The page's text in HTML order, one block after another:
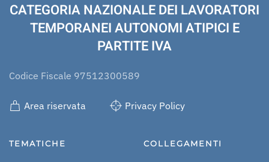
CATEGORIA NAZIONALE DEI LAVORATORI
TEMPORANEI AUTONOMI ATIPICI E
PARTITE IVA
Codice Fiscale 97512300589
Area riservata Privacy Policy
TEMATICHE COLLEGAMENTI